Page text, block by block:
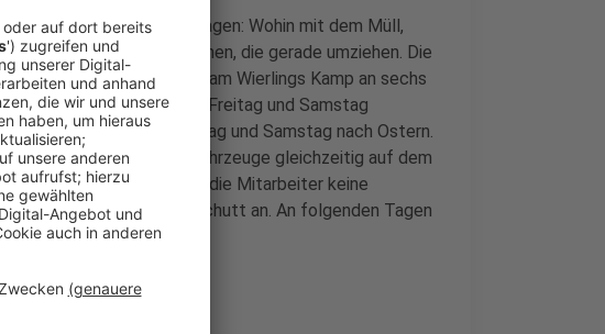
sich aktuell die Nachfragen: Wohin mit dem Müll,
betrifft vor allem Menschen, die gerade umziehen. Die
den Wertstoffhof am Wierlings Kamp an sechs
ist er am kommenden Freitag und Samstag
sowie an dem Freitag und Samstag nach Ostern.
nur höchstens fünf Fahrzeuge gleichzeitig auf dem
Außerdem nehmen die Mitarbeiter keine
oder Bauschutt an. An folgenden Tagen